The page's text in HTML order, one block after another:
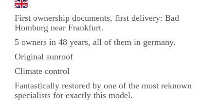
First ownership documents, first delivery: Bad
Homburg near Frankfurt.
5 owners in 48 years, all of them in germany.
Original sunroof
Climate control
Fantastically restored by one of the most reknown
specialists for exactly this model.